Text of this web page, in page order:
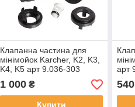
Клапанна частина для
мінімойок Karcher, K2, K3,
K4, K5 арт 9.036-303
1 000₴
Купити
арт
540